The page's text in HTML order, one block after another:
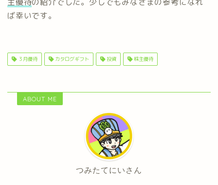
ば幸いです。
３月優待 カタログギフト 投資 株主優待
ABOUT ME
つみたてにいさん